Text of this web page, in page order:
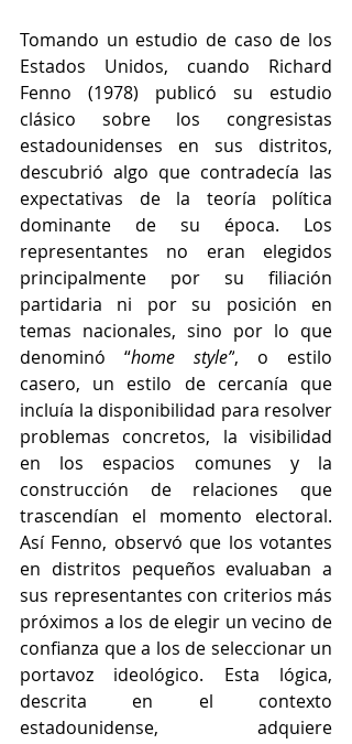
Tomando un estudio de caso de los
Estados Unidos, cuando Richard
Fenno (1978) publicó su estudio
clásico sobre los congresistas
estadounidenses en sus distritos,
descubrió algo que contradecía las
expectativas de la teoría política
dominante de su época. Los
representantes no eran elegidos
principalmente por su filiación
partidaria ni por su posición en
temas nacionales, sino por lo que
denominó “home style”, o estilo
casero, un estilo de cercanía que
incluía la disponibilidad para resolver
problemas concretos, la visibilidad
en los espacios comunes y la
construcción de relaciones que
trascendían el momento electoral.
Así Fenno, observó que los votantes
en distritos pequeños evaluaban a
sus representantes con criterios más
próximos a los de elegir un vecino de
confianza que a los de seleccionar un
portavoz ideológico. Esta lógica,
descrita en el contexto
estadounidense, adquiere